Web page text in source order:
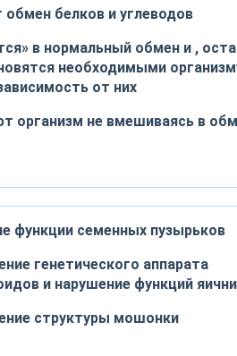
белков и углеводов
в нормальный обмен и ,
необходимыми
от них
организм не вмешиваясь в
функции семенных пузырьков
генетического аппарата
и нарушение функций
структуры мошонки